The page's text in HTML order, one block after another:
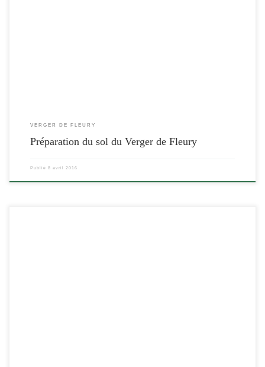
VERGER DE FLEURY
Préparation du sol du Verger de Fleury
Publié 8 avril 2016